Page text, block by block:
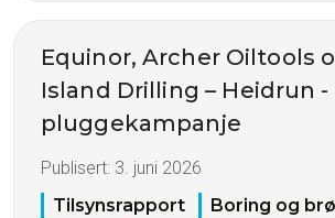
Equinor, Archer Oiltools
Island Drilling – Heidrun -
pluggekampanje
Publisert: 3. juni 2026
Tilsynsrapport
Boring og